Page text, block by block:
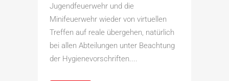
Jugendfeuerwehr und die
Minifeuerwehr wieder von virtuellen
Treffen auf reale übergehen, natürlich
bei allen Abteilungen unter Beachtung
der Hygienevorschriften....